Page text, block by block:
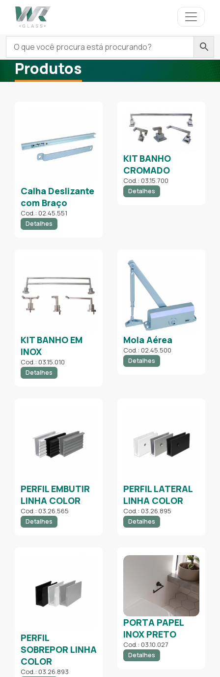
Produtos
Calha Deslizante
com Braço
Cod.: 02.45.551
Detalhes
KIT BANHO
CROMADO
Cod.: 03.15.700
Detalhes
KIT BANHO EM
INOX
Cod.: 03.15.010
Detalhes
Mola Aérea
Cod.: 02.45.500
Detalhes
PERFIL EMBUTIR
LINHA COLOR
Cod.: 03.26.565
Detalhes
PERFIL LATERAL
LINHA COLOR
Cod.: 03.26.895
Detalhes
PERFIL
SOBREPOR LINHA
COLOR
Cod.: 03.26.893
PORTA PAPEL
INOX PRETO
Cod.: 03.10.027
Detalhes